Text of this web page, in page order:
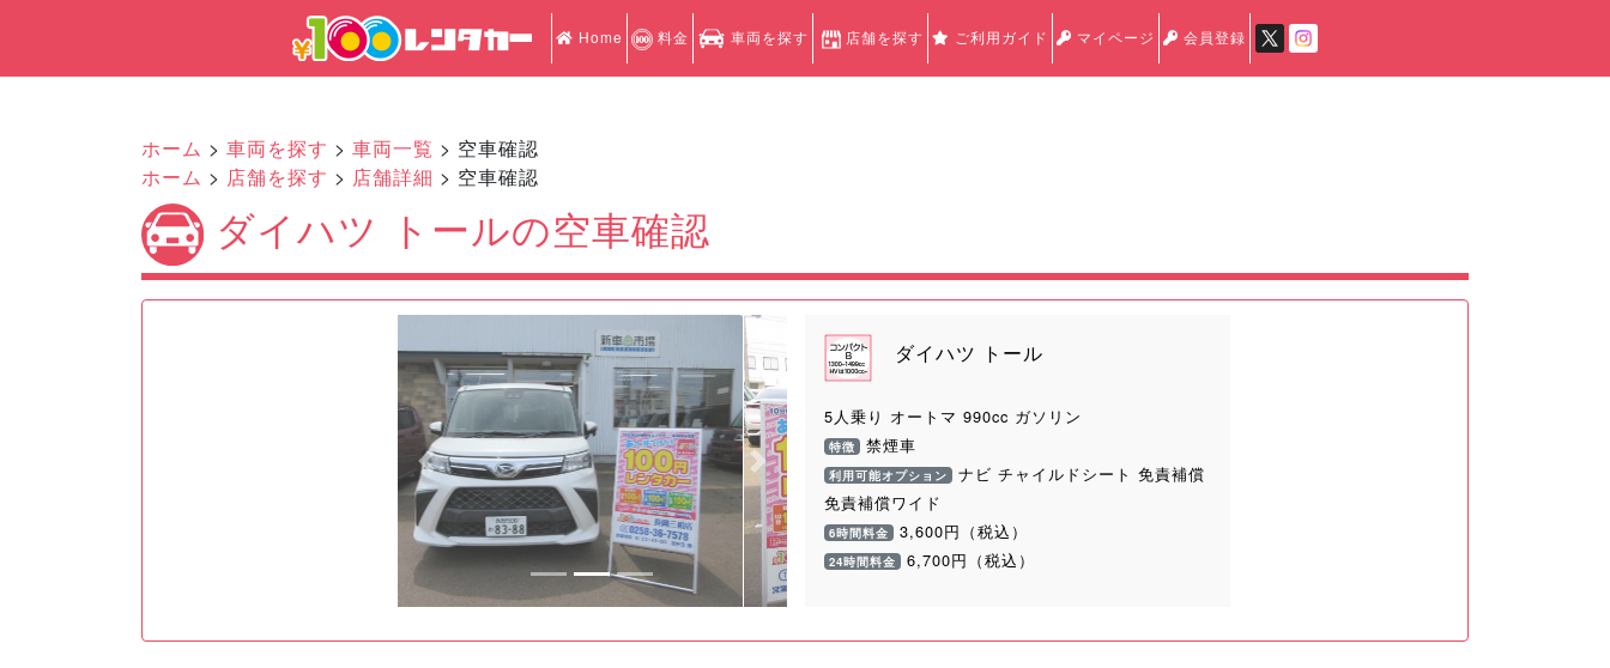
Home 料金 車両を探す 店舗を探す ご利用ガイド マイページ 会員登録
ホーム > 車両を探す > 車両一覧 > 空車確認
ホーム > 店舗を探す > 店舗詳細 > 空車確認
ダイハツ トールの空車確認
Previous Next
ダイハツ トール
5人乗り オートマ 990cc ガソリン
特徴 禁煙車
利用可能オプション ナビ チャイルドシート 免責補償
免責補償ワイド
6時間料金 3,600円（税込）
24時間料金 6,700円（税込）